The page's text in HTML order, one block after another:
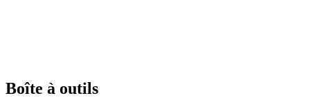
Boîte à outils